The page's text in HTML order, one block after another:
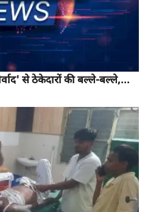
से ठेकेदारों की बल्ले-बल्ले,...